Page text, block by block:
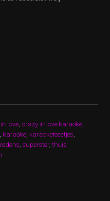
love crazy in love karaoke
karaoke karaokefeestjes
superster,thuis